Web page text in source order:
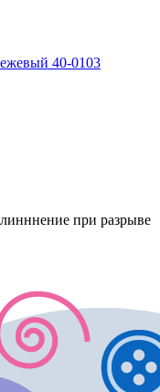
40-0103
при разрыве